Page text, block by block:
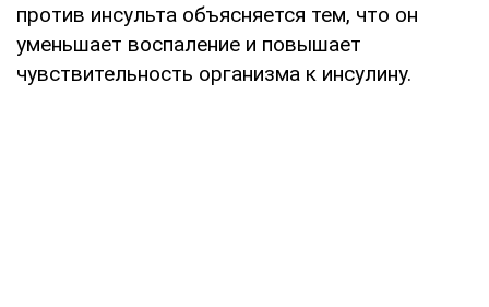
против инсульта объясняется тем, что он
уменьшает воспаление и повышает
чувствительность организма к инсулину.